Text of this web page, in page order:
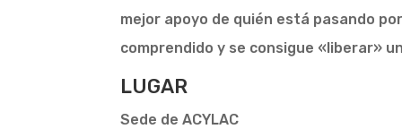
mejor apoyo de quién está pasando
comprendido y se consigue «liberar»
LUGAR
Sede de ACYLAC